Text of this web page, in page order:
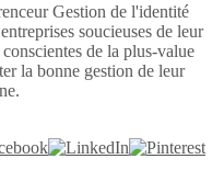
Gestion de l'identité
soucieuses de leur
de la plus-value
la bonne gestion de leur